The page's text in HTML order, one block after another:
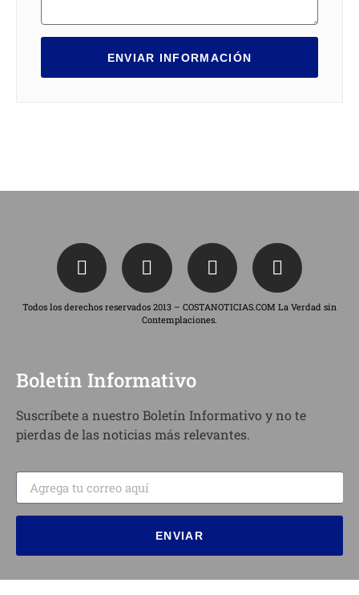
ENVIAR INFORMACIÓN
Todos los derechos reservados 2013 – COSTANOTICIAS.COM La Verdad sin
Contemplaciones.
Boletín Informativo
Suscríbete a nuestro Boletín Informativo y no te
pierdas de las noticias más relevantes.
ENVIAR